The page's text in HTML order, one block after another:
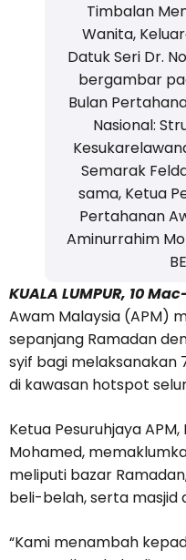
Timbalan
Wanita,
Datuk Seri Dr.
bergambar
Bulan
Nasional:
Semarak
sama, Ketua
Pertahanan
Aminurrahim
KUALA LUMPUR, 10
Awam Malaysia (APM)
sepanjang Ramadan
syif bagi melaksanakan
di kawasan hotspot
Ketua Pesuruhjaya
Mohamed,
meliputi bazar
beli-belah, serta masjid
“Kami menambah